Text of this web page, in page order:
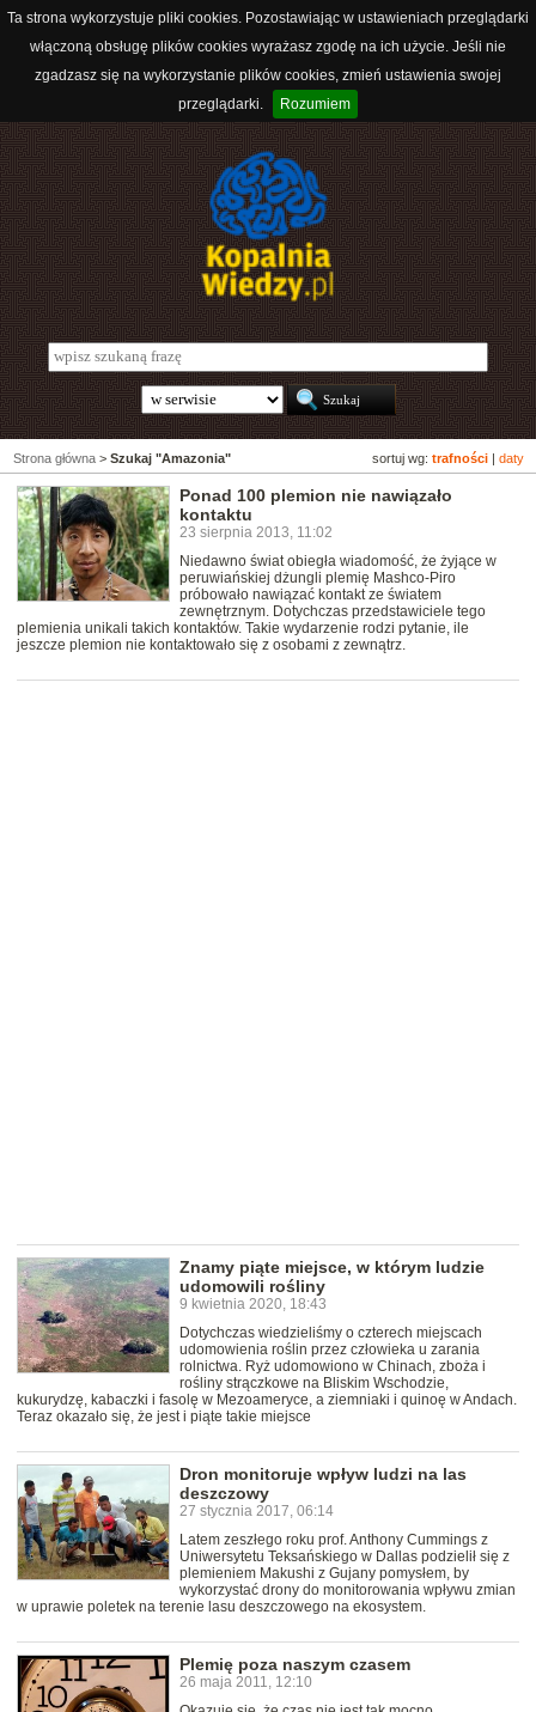
Ta strona wykorzystuje pliki cookies. Pozostawiając w ustawieniach przeglądarki
włączoną obsługę plików cookies wyrażasz zgodę na ich użycie. Jeśli nie
zgadzasz się na wykorzystanie plików cookies, zmień ustawienia swojej
przeglądarki.
Rozumiem
sortuj wg: trafności daty
Strona główna > Szukaj "Amazonia"
Ponad 100 plemion nie nawiązało
kontaktu
23 sierpnia 2013, 11:02
Niedawno świat obiegła wiadomość, że żyjące w
peruwiańskiej dżungli plemię Mashco-Piro
próbowało nawiązać kontakt ze światem
zewnętrznym. Dotychczas przedstawiciele tego
plemienia unikali takich kontaktów. Takie wydarzenie rodzi pytanie, ile
jeszcze plemion nie kontaktowało się z osobami z zewnątrz.
Znamy piąte miejsce, w którym ludzie
udomowili rośliny
9 kwietnia 2020, 18:43
Dotychczas wiedzieliśmy o czterech miejscach
udomowienia roślin przez człowieka u zarania
rolnictwa. Ryż udomowiono w Chinach, zboża i
rośliny strączkowe na Bliskim Wschodzie,
kukurydzę, kabaczki i fasolę w Mezoameryce, a ziemniaki i quinoę w Andach.
Teraz okazało się, że jest i piąte takie miejsce
Dron monitoruje wpływ ludzi na las
deszczowy
27 stycznia 2017, 06:14
Latem zeszłego roku prof. Anthony Cummings z
Uniwersytetu Teksańskiego w Dallas podzielił się z
plemieniem Makushi z Gujany pomysłem, by
wykorzystać drony do monitorowania wpływu zmian
w uprawie poletek na terenie lasu deszczowego na ekosystem.
Plemię poza naszym czasem
26 maja 2011, 12:10